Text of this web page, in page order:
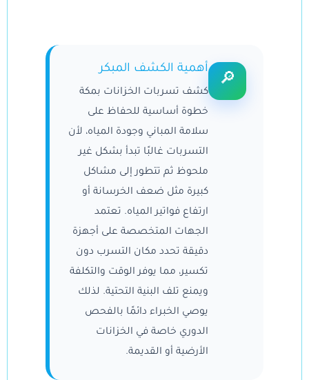
🔎
أهمية الكشف المبكر
كشف تسربات الخزانات بمكة
خطوة أساسية للحفاظ على
سلامة المباني وجودة المياه، لأن
التسربات غالبًا تبدأ بشكل غير
ملحوظ ثم تتطور إلى مشاكل
كبيرة مثل ضعف الخرسانة أو
ارتفاع فواتير المياه. تعتمد
الجهات المتخصصة على أجهزة
دقيقة تحدد مكان التسرب دون
تكسير، مما يوفر الوقت والتكلفة
ويمنع تلف البنية التحتية. لذلك
يوصي الخبراء دائمًا بالفحص
الدوري خاصة في الخزانات
الأرضية أو القديمة.